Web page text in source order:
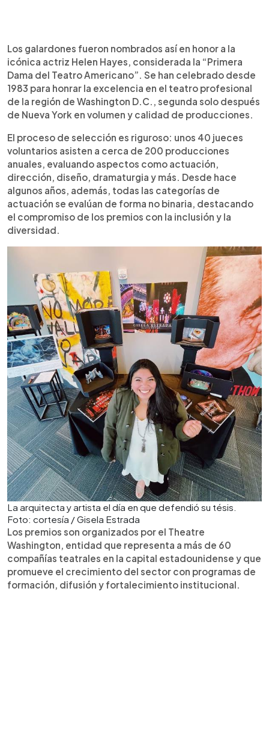
Los galardones fueron nombrados así en honor a la
icónica actriz Helen Hayes, considerada la “Primera
Dama del Teatro Americano”. Se han celebrado desde
1983 para honrar la excelencia en el teatro profesional
de la región de Washington D.C., segunda solo después
de Nueva York en volumen y calidad de producciones.
El proceso de selección es riguroso: unos 40 jueces
voluntarios asisten a cerca de 200 producciones
anuales, evaluando aspectos como actuación,
dirección, diseño, dramaturgia y más. Desde hace
algunos años, además, todas las categorías de
actuación se evalúan de forma no binaria, destacando
el compromiso de los premios con la inclusión y la
diversidad.
La arquitecta y artista el día en que defendió su tésis.
Foto: cortesía / Gisela Estrada
Los premios son organizados por el Theatre
Washington, entidad que representa a más de 60
compañías teatrales en la capital estadounidense y que
promueve el crecimiento del sector con programas de
formación, difusión y fortalecimiento institucional.